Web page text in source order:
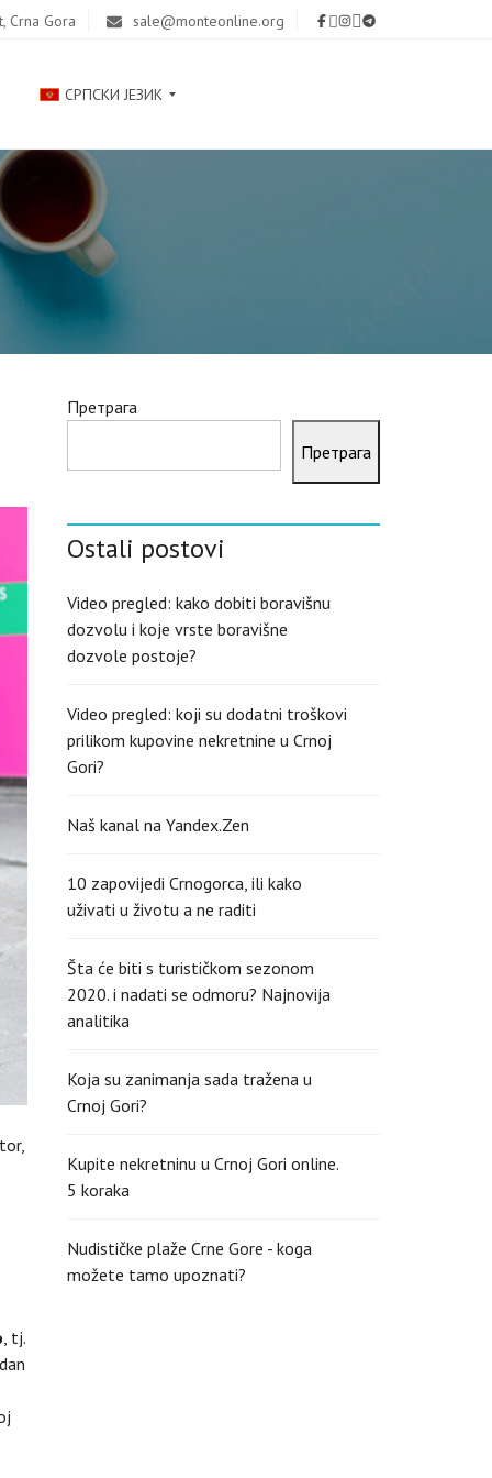
Crna Gora sale@monteonline.org
СРПСКИ ЈЕЗИК
Р
У
, tj.
Претрага
Претрага
Ostali postovi
Video pregled: kako dobiti boravišnu
dozvolu i koje vrste boravišne
dozvole postoje?
Video pregled: koji su dodatni troškovi
prilikom kupovine nekretnine u Crnoj
Gori?
Naš kanal na Yandex.Zen
10 zapovijedi Crnogorca, ili kako
uživati u životu a ne raditi
Šta će biti s turističkom sezonom
2020. i nadati se odmoru? Najnovija
analitika
Koja su zanimanja sada tražena u
Crnoj Gori?
Kupite nekretninu u Crnoj Gori online.
5 koraka
Nudističke plaže Crne Gore - koga
možete tamo upoznati?